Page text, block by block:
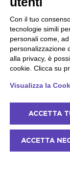
Max 5
Con il tuo
tecnologie simili
personali come,
personalizzazione
alla privacy, è
cookie. Clicca su
Visualizza la
ACCETTA
ACCETTA